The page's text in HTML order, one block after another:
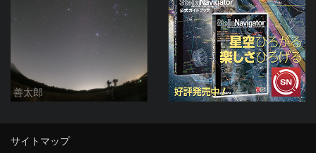
善太郎
サイトマップ